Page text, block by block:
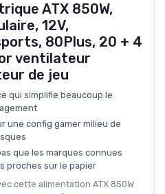
ATX 850W,
12V,
80Plus, 20 + 4
ventilateur
de jeu
qui simplifie beaucoup le
une config gamer milieu de
que les marques connues
proches sur le papier
cette alimentation ATX 850W